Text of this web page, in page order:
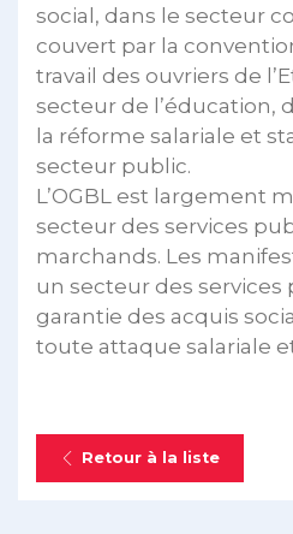
social, dans le secteur
couvert par la
travail des ouvriers de
secteur de l’éducation,
la réforme salariale et
secteur public.
L’OGBL est largement
secteur des services
marchands. Les
un secteur des services
garantie des acquis
toute attaque salariale
Retour à la liste